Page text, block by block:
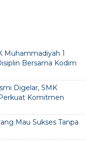
Muhammadiyah 1
Bersama Kodim
Digelar, SMK
Komitmen
Mau Sukses Tanpa